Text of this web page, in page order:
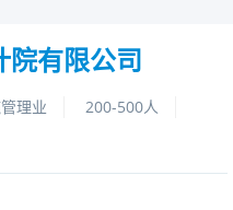
院有限公司
理业
200-500人